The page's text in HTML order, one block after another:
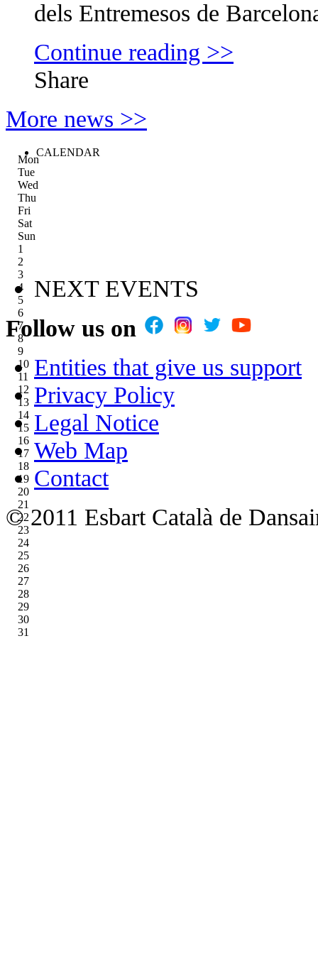
dels Entremesos de
Continue reading >>
Share
More news >>
CALENDAR
Mon
Tue
Wed
Thu
Fri
Sat
Sun
1
2
3
4
5
6
7
8
9
10
11
12
13
14
15
16
17
18
19
20
21
22
23
24
25
26
27
28
29
30
31
NEXT EVENTS
Follow us on
Entities that give us support
Privacy Policy
Legal Notice
Web Map
Contact
© 2011 Esbart Català de